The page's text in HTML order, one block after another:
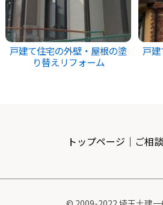
戸建て住宅の外壁・屋根の塗
り替えリフォーム
戸
トップページ ｜ ご相